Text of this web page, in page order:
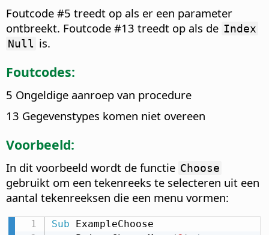
Foutcode #5 treedt op als er een parameter
ontbreekt. Foutcode #13 treedt op als de Index
Null is.
Foutcodes:
5 Ongeldige aanroep van procedure
13 Gegevenstypes komen niet overeen
Voorbeeld:
In dit voorbeeld wordt de functie Choose
gebruikt om een tekenreeks te selecteren uit een
aantal tekenreeksen die een menu vormen:
Sub ExampleChoose